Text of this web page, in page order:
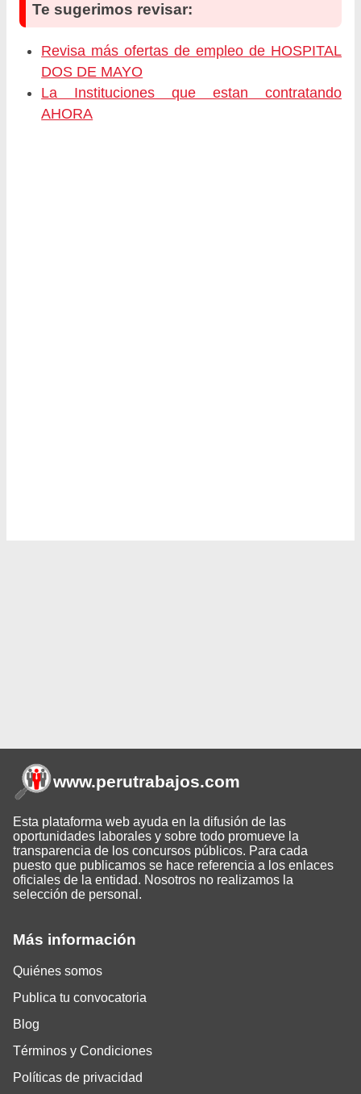
Te sugerimos revisar:
Revisa más ofertas de empleo de HOSPITAL
DOS DE MAYO
La Instituciones que estan contratando
AHORA
Más información
Quiénes somos
Publica tu convocatoria
Blog
Términos y Condiciones
Políticas de privacidad
www.perutrabajos.com
Esta plataforma web ayuda en la difusión de las
oportunidades laborales y sobre todo promueve la
transparencia de los concursos públicos. Para cada
puesto que publicamos se hace referencia a los enlaces
oficiales de la entidad. Nosotros no realizamos la
selección de personal.